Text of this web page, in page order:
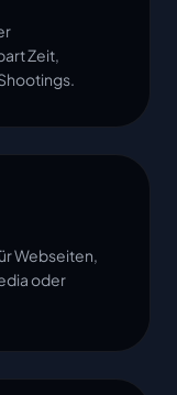
Zeit,
Webseiten,
oder